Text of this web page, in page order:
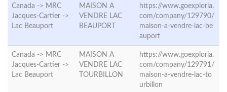
Canada -> MRC
Jacques-Cartier ->
Lac Beauport
MAISON A
VENDRE LAC
BEAUPORT
https://www.goexploria.
com/company/129790/
maison-a-vendre-lac-be
auport
Canada -> MRC
Jacques-Cartier ->
Lac Beauport
MAISON A
VENDRE LAC
TOURBILLON
https://www.goexploria.
com/company/129791/
maison-a-vendre-lac-to
urbillon